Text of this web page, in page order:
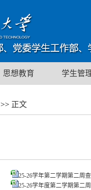
思想教育 学生管
>> 正文
25-26学年第二学期第二周
25-26学年度第二学期第二